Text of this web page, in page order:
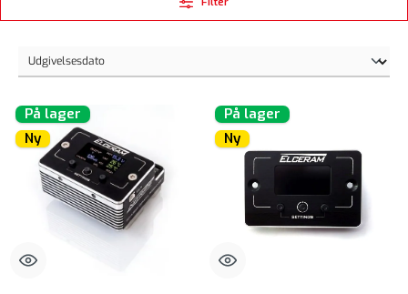
På lager
Ny
På lager
Ny